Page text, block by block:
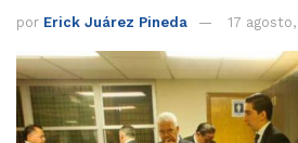
por Erick Juárez Pineda 17 agosto,